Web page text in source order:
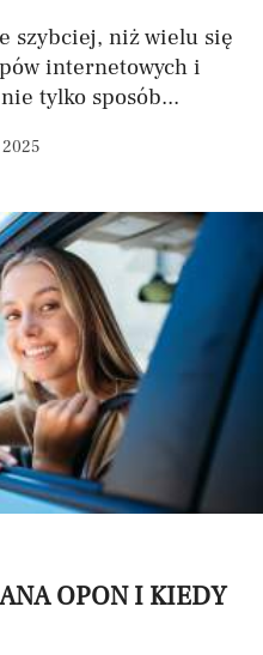
szybciej, niż wielu się
internetowych i
tylko sposób...
OPON I KIEDY